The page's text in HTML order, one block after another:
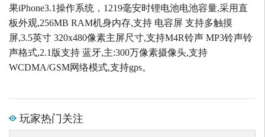
果iPhone3.1操作系统，1219毫安时锂电池电池容量,采用直
板外观,256MB RAM机身内存,支持 电容屏 支持多触摸
屏,3.5英寸 320x480像素主屏尺寸,支持M4R铃声 MP3铃声铃
声格式,2.1版支持 蓝牙,主:300万像素摄像头,支持
WCDMA/GSM网络模式,支持gps。
玩家热门关注